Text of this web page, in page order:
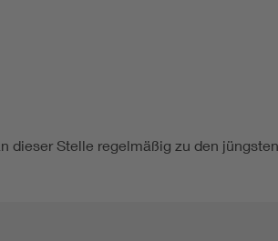
dieser Stelle regelmäßig zu den